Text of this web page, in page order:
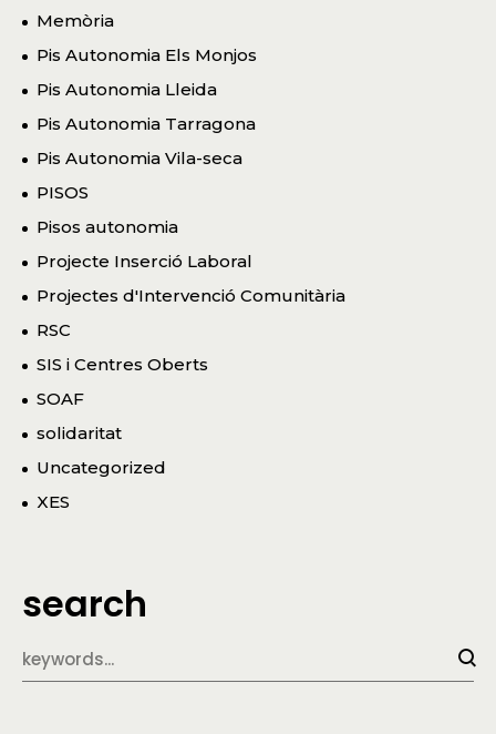
Memòria
Pis Autonomia Els Monjos
Pis Autonomia Lleida
Pis Autonomia Tarragona
Pis Autonomia Vila-seca
PISOS
Pisos autonomia
Projecte Inserció Laboral
Projectes d'Intervenció Comunitària
RSC
SIS i Centres Oberts
SOAF
solidaritat
Uncategorized
XES
search